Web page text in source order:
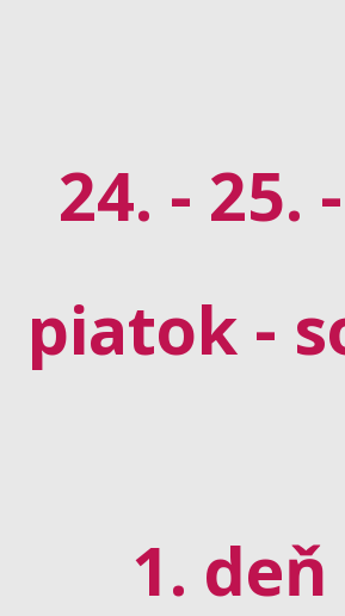
24. - 25.
piatok -
1.